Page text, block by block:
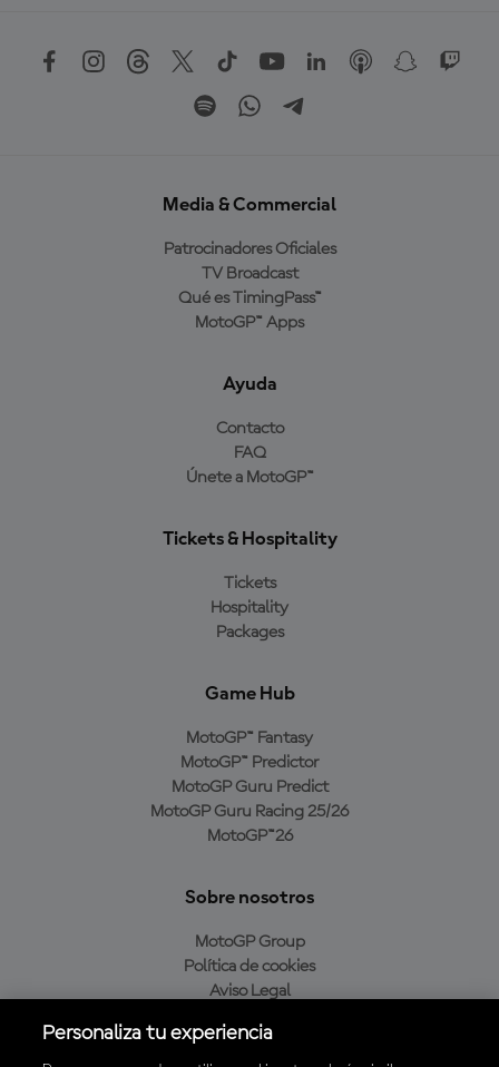
Media & Commercial
Patrocinadores Oficiales
TV Broadcast
Qué es TimingPass™
MotoGP™ Apps
Ayuda
Contacto
FAQ
Únete a MotoGP™
Tickets & Hospitality
Tickets
Hospitality
Packages
Game Hub
MotoGP™ Fantasy
MotoGP™ Predictor
MotoGP Guru Predict
MotoGP Guru Racing 25/26
MotoGP™26
Sobre nosotros
MotoGP Group
Política de cookies
Aviso Legal
Política de compra
Personaliza tu experiencia